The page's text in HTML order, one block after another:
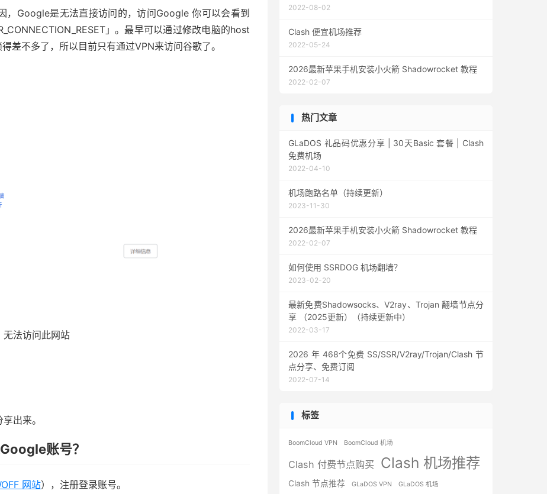
，Google是无法直接访问的，访问Google 你可以会看到
」。最早可以通过修改电脑的host
差不多了，所以目前只有通过VPN来访问谷歌了。
无法访问此网站
出来。
账号？
网站），注册登录账号。
2022-08-02
Clash 便宜机场推荐
2022-05-24
2026最新苹果手机安装小火箭 Shadowrocket 教程
2022-02-07
热门文章
GLaDOS 礼品码优惠分享 | 30天Basic 套餐 | Clash
免费机场
2022-04-10
机场跑路名单（持续更新）
2023-11-30
2026最新苹果手机安装小火箭 Shadowrocket 教程
2022-02-07
如何使用 SSRDOG 机场翻墙？
2023-02-20
最新免费Shadowsocks、V2ray、Trojan 翻墙节点分
享 （2025更新）（持续更新中）
2022-03-17
2026 年 468个免费 SS/SSR/V2ray/Trojan/Clash 节
点分享、免费订阅
2022-07-14
标签
BoomCloud VPN BoomCloud 机场
Clash 付费节点购买 Clash 机场推荐
Clash 节点推荐 GLaDOS VPN GLaDOS 机场